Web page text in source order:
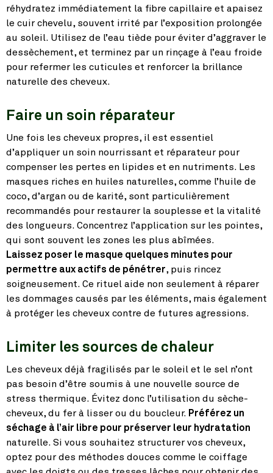
réhydratez immédiatement la fibre capillaire et apaisez
le cuir chevelu, souvent irrité par l’exposition prolongée
au soleil. Utilisez de l’eau tiède pour éviter d’aggraver le
dessèchement, et terminez par un rinçage à l’eau froide
pour refermer les cuticules et renforcer la brillance
naturelle des cheveux.
Faire un soin réparateur
Une fois les cheveux propres, il est essentiel
d’appliquer un soin nourrissant et réparateur pour
compenser les pertes en lipides et en nutriments. Les
masques riches en huiles naturelles, comme l’huile de
coco, d’argan ou de karité, sont particulièrement
recommandés pour restaurer la souplesse et la vitalité
des longueurs. Concentrez l’application sur les pointes,
qui sont souvent les zones les plus abîmées.
Laissez poser le masque quelques minutes pour
permettre aux actifs de pénétrer, puis rincez
soigneusement. Ce rituel aide non seulement à réparer
les dommages causés par les éléments, mais également
à protéger les cheveux contre de futures agressions.
Limiter les sources de chaleur
Les cheveux déjà fragilisés par le soleil et le sel n’ont
pas besoin d’être soumis à une nouvelle source de
stress thermique. Évitez donc l’utilisation du sèche-
cheveux, du fer à lisser ou du boucleur. Préférez un
séchage à l’air libre pour préserver leur hydratation
naturelle. Si vous souhaitez structurer vos cheveux,
optez pour des méthodes douces comme le coiffage